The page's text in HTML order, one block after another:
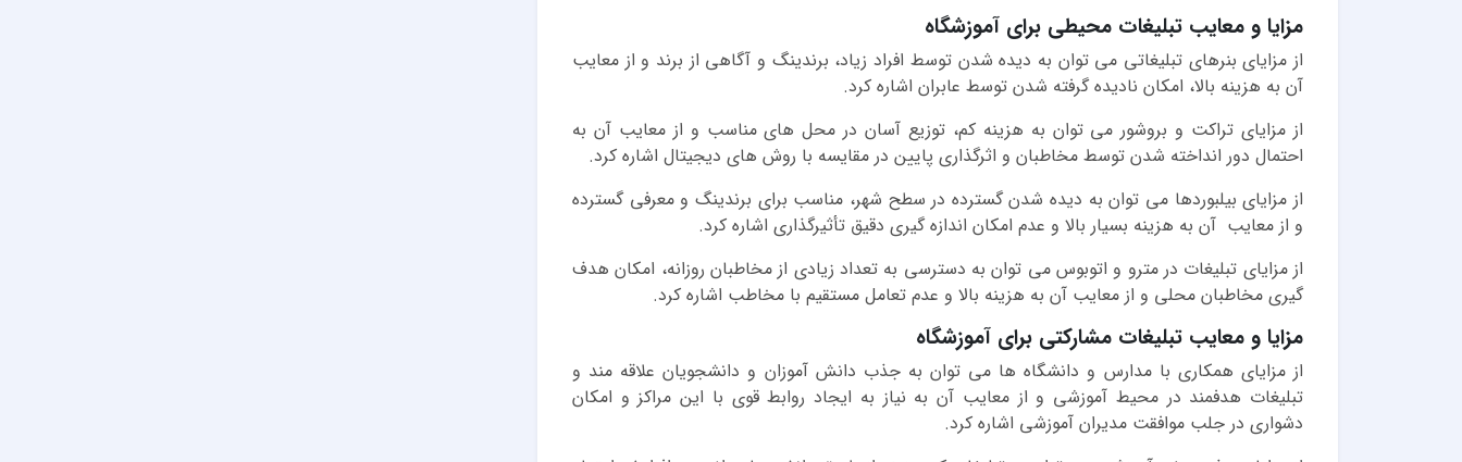
مزایا و معایب تبلیغات محیطی برای آموزشگاه
از مزایای بنرهای تبلیغاتی می توان به دیده شدن توسط افراد زیاد، برندینگ و آگاهی از برند و از معایب
آن به هزینه بالا، امکان نادیده گرفته شدن توسط عابران اشاره کرد.
از مزایای تراکت و بروشور می توان به هزینه کم، توزیع آسان در محل های مناسب و از معایب آن به
احتمال دور انداخته شدن توسط مخاطبان و اثرگذاری پایین در مقایسه با روش های دیجیتال اشاره کرد.
از مزایای بیلبوردها می توان به دیده شدن گسترده در سطح شهر، مناسب برای برندینگ و معرفی گسترده
و از معایب آن به هزینه بسیار بالا و عدم امکان اندازه گیری دقیق تأثیرگذاری اشاره کرد.
از مزایای تبلیغات در مترو و اتوبوس می توان به دسترسی به تعداد زیادی از مخاطبان روزانه، امکان هدف
گیری مخاطبان محلی و از معایب آن به هزینه بالا و عدم تعامل مستقیم با مخاطب اشاره کرد.
مزایا و معایب تبلیغات مشارکتی برای آموزشگاه
از مزایای همکاری با مدارس و دانشگاه ها می توان به جذب دانش آموزان و دانشجویان علاقه مند و
تبلیغات هدفمند در محیط آموزشی و از معایب آن به نیاز به ایجاد روابط قوی با این مراکز و امکان
دشواری در جلب موافقت مدیران آموزشی اشاره کرد.